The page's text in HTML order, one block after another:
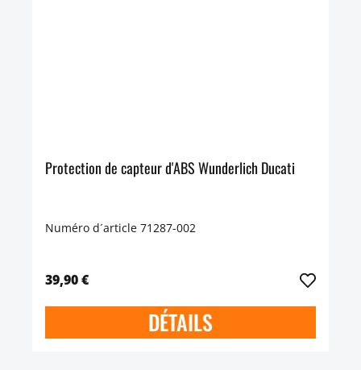
Protection de capteur d'ABS Wunderlich Ducati
Numéro d´article 71287-002
39,90 €
DÉTAILS